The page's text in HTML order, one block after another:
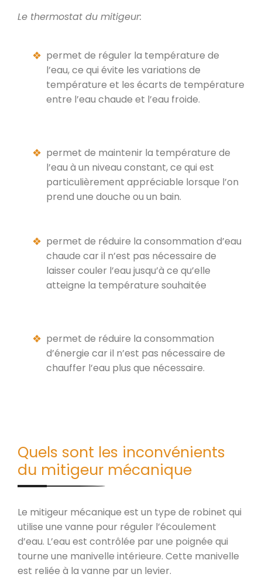
Le thermostat du mitigeur:
permet de réguler la température de
l’eau, ce qui évite les variations de
température et les écarts de température
entre l’eau chaude et l’eau froide.
permet de maintenir la température de
l’eau à un niveau constant, ce qui est
particulièrement appréciable lorsque l’on
prend une douche ou un bain.
permet de réduire la consommation d’eau
chaude car il n’est pas nécessaire de
laisser couler l’eau jusqu’à ce qu’elle
atteigne la température souhaitée
permet de réduire la consommation
d’énergie car il n’est pas nécessaire de
chauffer l’eau plus que nécessaire.
Quels sont les inconvénients
du mitigeur mécanique
Le mitigeur mécanique est un type de robinet qui
utilise une vanne pour réguler l’écoulement
d’eau. L’eau est contrôlée par une poignée qui
tourne une manivelle intérieure. Cette manivelle
est reliée à la vanne par un levier.